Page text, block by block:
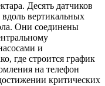
Десять датчиков
вертикальных
Они соединены
и
где строится график
на телефон
критических